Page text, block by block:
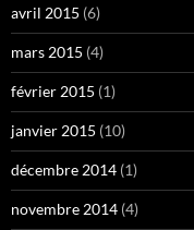
avril 2015 (6)
mars 2015 (4)
février 2015 (1)
janvier 2015 (10)
décembre 2014 (1)
novembre 2014 (4)